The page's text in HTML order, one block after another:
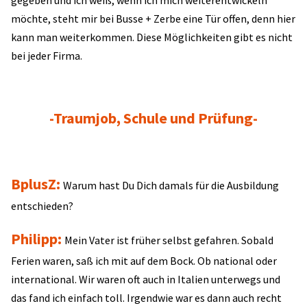
möchte, steht mir bei Busse + Zerbe eine Tür offen, denn hier
kann man weiterkommen. Diese Möglichkeiten gibt es nicht
bei jeder Firma.
-Traumjob, Schule und Prüfung-
BplusZ: Warum hast Du Dich damals für die Ausbildung
entschieden?
Philipp: Mein Vater ist früher selbst gefahren. Sobald
Ferien waren, saß ich mit auf dem Bock. Ob national oder
international. Wir waren oft auch in Italien unterwegs und
das fand ich einfach toll. Irgendwie war es dann auch recht